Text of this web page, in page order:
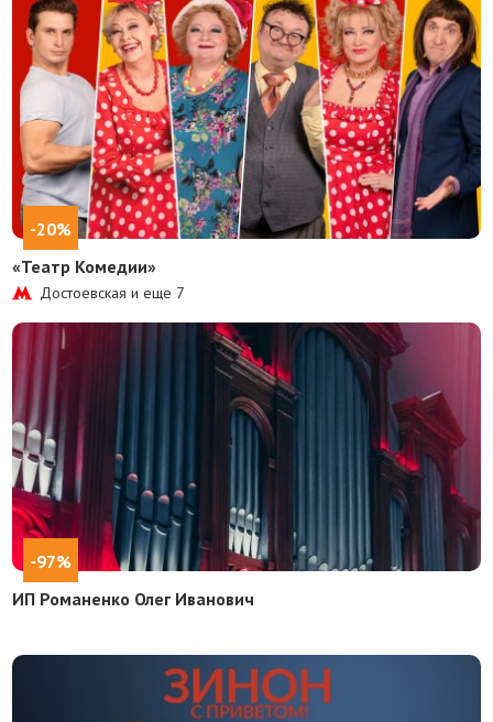
-20%
«Театр Комедии»
Достоевская и еще 7
-97%
ИП Романенко Олег Иванович